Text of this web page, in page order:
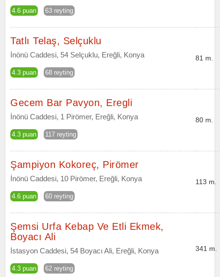
4.6 puan 63 reyting
Tatlı Telaş, Selçuklu
İnönü Caddesi, 54 Selçuklu, Ereğli, Konya
4.3 puan 68 reyting
81 m.
Gecem Bar Pavyon, Eregli
İnönü Caddesi, 1 Pirömer, Ereğli, Konya
4.3 puan 117 reyting
80 m.
Şampiyon Kokoreç, Pirömer
İnönü Caddesi, 10 Pirömer, Ereğli, Konya
4.6 puan 60 reyting
113 m.
Şemsi Urfa Kebap Ve Etli Ekmek,
Boyacı Ali
İstasyon Caddesi, 54 Boyacı Ali, Ereğli, Konya
4.3 puan 62 reyting
341 m.